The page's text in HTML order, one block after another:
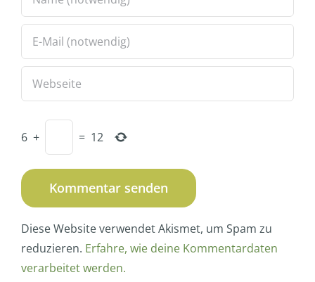
6 + = 12
Diese Website verwendet Akismet, um Spam zu
reduzieren. Erfahre, wie deine Kommentardaten
verarbeitet werden.